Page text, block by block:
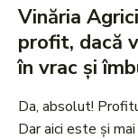
Vinăria
profit, dacă
în vrac și
Da, absolut!
Dar aici este și